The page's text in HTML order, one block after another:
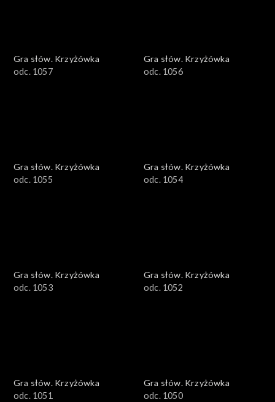
Gra słów. Krzyżówka
odc. 1057
Gra słów. Krzyżówka
odc. 1056
Gra słów. Krzyżówka
odc. 1055
Gra słów. Krzyżówka
odc. 1054
Gra słów. Krzyżówka
odc. 1053
Gra słów. Krzyżówka
odc. 1052
Gra słów. Krzyżówka
odc. 1051
Gra słów. Krzyżówka
odc. 1050